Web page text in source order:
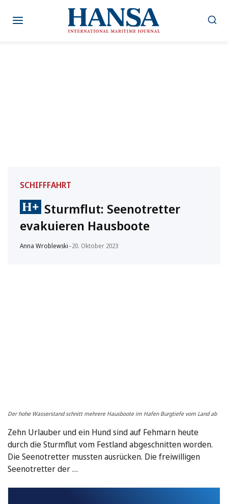
Inhalt
SCHIFFFAHRT
Sturmflut: Seenotretter
evakuieren Hausboote
Anna Wroblewski–20. Oktober 2023
Der hohe Wasserstand schnitt mehrere Hausboote im Hafen Burgtiefe vom Land ab
Zehn Urlauber und ein Hund sind auf Fehmarn heute
durch die Sturmflut vom Festland abgeschnitten worden.
Die Seenotretter mussten ausrücken. Die freiwilligen
Seenotretter der …